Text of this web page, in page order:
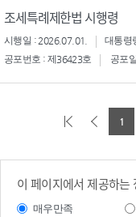
조세특례제한법 시행령
시행일 : 2026.07.01.
대통령
공포번호 : 제36423호
공포
1
이 페이지에서 제공하는
매우만족